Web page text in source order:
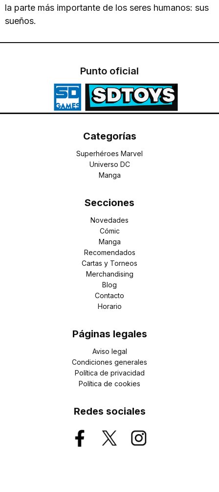
la parte más importante de los seres humanos: sus
sueños.
Punto oficial
Categorías
Superhéroes Marvel
Universo DC
Manga
Secciones
Novedades
Cómic
Manga
Recomendados
Cartas y Torneos
Merchandising
Blog
Contacto
Horario
Páginas legales
Aviso legal
Condiciones generales
Política de privacidad
Política de cookies
Redes sociales